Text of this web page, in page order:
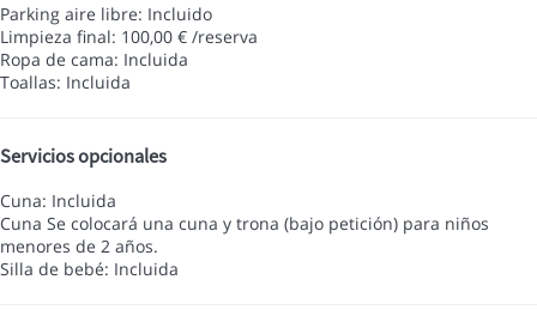
Parking aire libre: Incluido
Limpieza final: 100,00 € /reserva
Ropa de cama: Incluida
Toallas: Incluida
Servicios opcionales
Cuna: Incluida
Cuna Se colocará una cuna y trona (bajo petición) para niños
menores de 2 años.
Silla de bebé: Incluida